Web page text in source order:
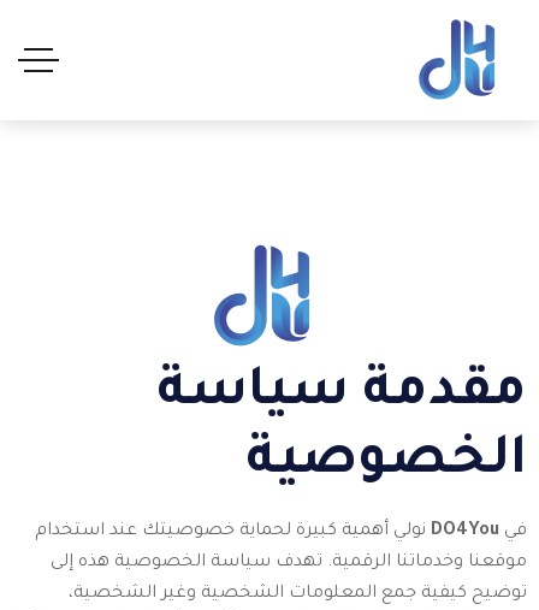
مقدمة سياسة
الخصوصية
في DO4You نولي أهمية كبيرة لحماية خصوصيتك عند استخدام
موقعنا وخدماتنا الرقمية. تهدف سياسة الخصوصية هذه إلى
توضيح كيفية جمع المعلومات الشخصية وغير الشخصية،